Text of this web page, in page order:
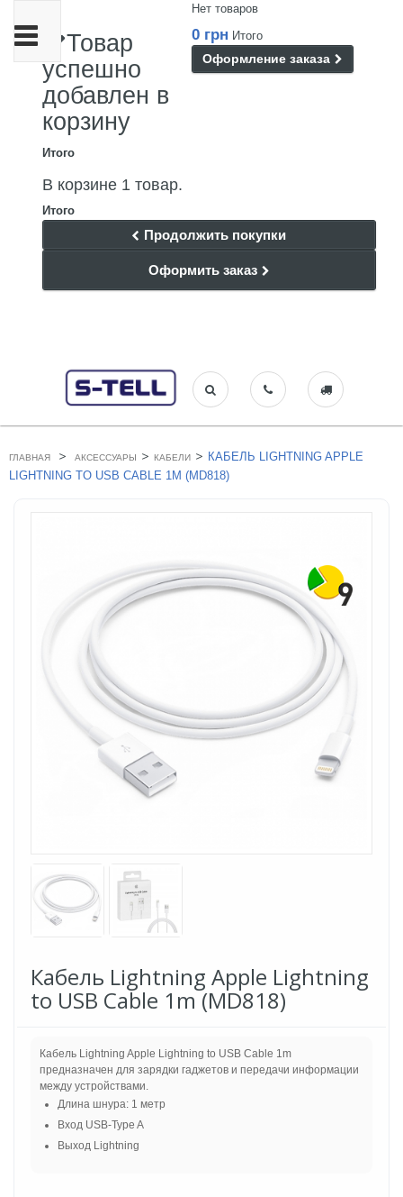
Нет товаров
0 грн Итого
Оформление заказа
Товар
успешно
добавлен в
корзину
Итого
В корзине 1 товар.
Итого
Продолжить покупки
Оформить заказ
Переключить
навигации
ГЛАВНАЯ > АКСЕССУАРЫ > КАБЕЛИ > КАБЕЛЬ LIGHTNING APPLE
LIGHTNING TO USB CABLE 1M (MD818)
Кабель Lightning Apple Lightning
to USB Cable 1m (MD818)
Кабель Lightning Apple Lightning to USB Cable 1m
предназначен для зарядки гаджетов и передачи информации
между устройствами.
Длина шнура: 1 метр
Вход USB-Type A
Выход Lightning